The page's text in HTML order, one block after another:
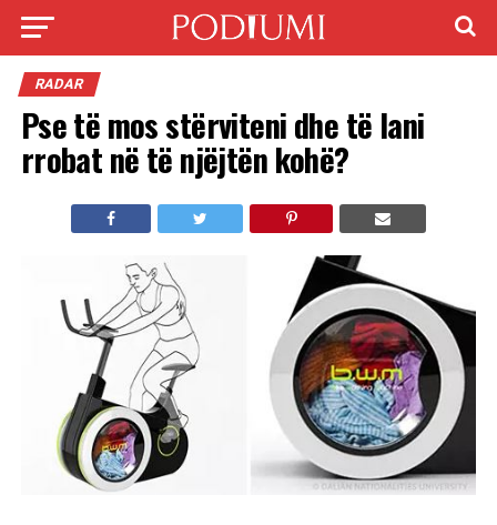
RADAR
Pse të mos stërviteni dhe të lani
rrobat në të njëjtën kohë?